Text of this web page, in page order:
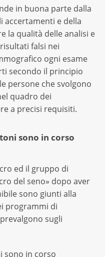
in buona parte dalla
accertamenti e della
la qualità delle analisi e
falsi nei
ogni esame
secondo il principio
persone che svolgono
quadro dei
a precisi requisiti.
sono in corso
ed il gruppo di
del seno» dopo aver
sono giunti alla
programmi di
sugli
sono in corso